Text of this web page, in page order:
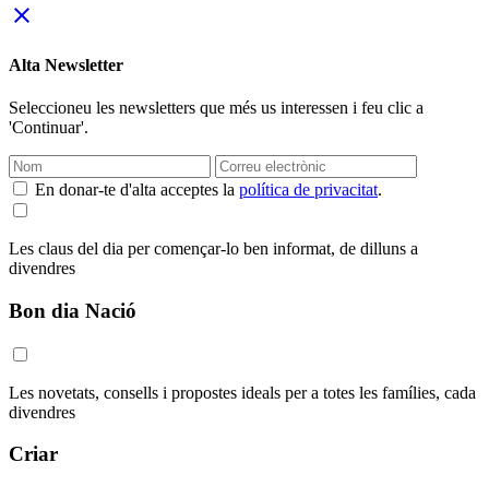
close
Alta Newsletter
Seleccioneu les newsletters que més us interessen i feu clic a
'Continuar'.
En donar-te d'alta acceptes la política de privacitat.
Les claus del dia per començar-lo ben informat, de dilluns a
divendres
Bon dia Nació
Les novetats, consells i propostes ideals per a totes les famílies, cada
divendres
Criar